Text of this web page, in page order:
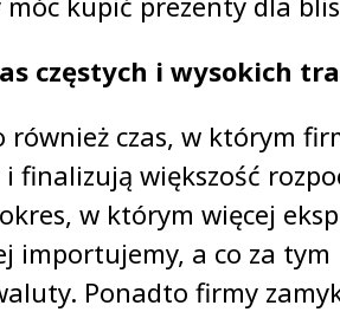
częstych i wysokich
również czas, w którym
finalizują większość
w którym więcej
importujemy, a co za tym
Ponadto firmy